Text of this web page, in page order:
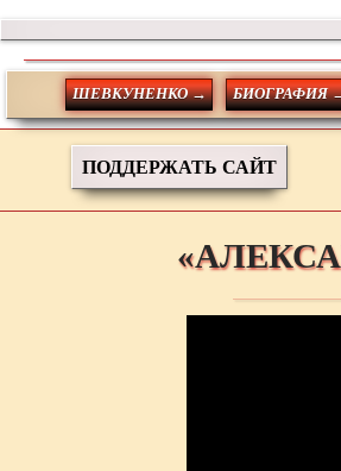
ШЕВКУНЕНКО → БИОГРАФИЯ
ПОДДЕРЖАТЬ САЙТ